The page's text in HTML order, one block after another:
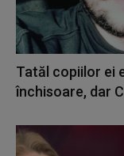
Tatăl copiilor ei
închisoare, dar